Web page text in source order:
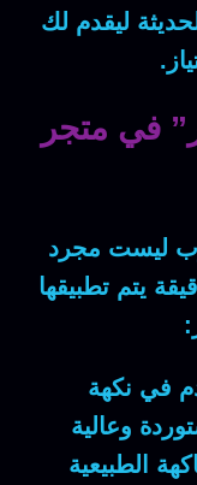
ليقدم لك
في متجر
ليست مجرد
يتم تطبيقها
في نكهة
وعالية
الطبيعية